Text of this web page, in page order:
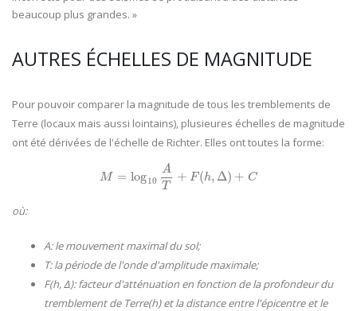
beaucoup plus grandes. »
AUTRES ÉCHELLES DE MAGNITUDE
Pour pouvoir comparer la magnitude de tous les tremblements de
Terre (locaux mais aussi lointains), plusieures échelles de magnitude
ont été dérivées de l'échelle de Richter. Elles ont toutes la forme:
M = log10
A
T
+ F(h, Δ) + C
M=log 10A T+ F(h,Δ)+C
où:
A: le mouvement maximal du sol;
T: la période de l'onde d'amplitude maximale;
F(h, Δ): facteur d'atténuation en fonction de la profondeur du
tremblement de Terre(h) et la distance entre l'épicentre et le